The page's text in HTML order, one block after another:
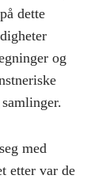
dette
og
med
etter var de